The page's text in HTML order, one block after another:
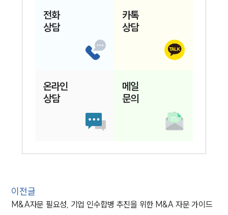
전화
상담
카톡
상담
온라인
상담
메일
문의
이전글
M&A자문 필요성, 기업 인수합병 추진을 위한 M&A 자문 가이드